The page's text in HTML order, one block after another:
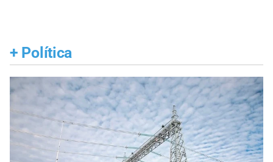
+ Política